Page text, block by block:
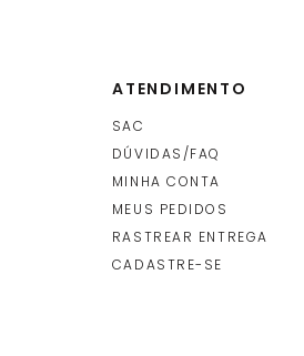
ATENDIMENTO
SAC
DÚVIDAS/FAQ
MINHA CONTA
MEUS PEDIDOS
RASTREAR ENTREGA
CADASTRE-SE